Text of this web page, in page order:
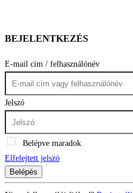
BEJELENTKEZÉS
E-mail cím / felhasználónév
Jelszó
Belépve maradok
Elfelejtett jelszó
Belépés